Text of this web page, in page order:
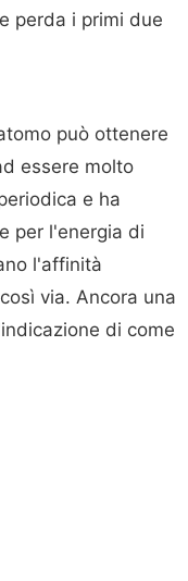
perda i primi due
può ottenere
essere molto
e ha
per l'energia di
l'affinità
via. Ancora una
di come